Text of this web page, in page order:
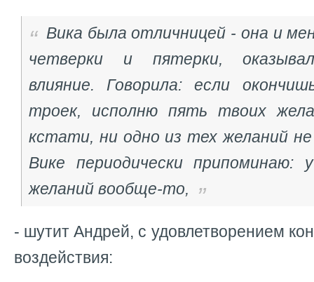
Вика была отличницей - она и
четверки и пятерки,
влияние. Говорила: если
троек, исполню пять твоих
кстати, ни одно из тех желаний
Вике периодически
желаний вообще-то,
- шутит Андрей, с удовлетворением
воздействия: